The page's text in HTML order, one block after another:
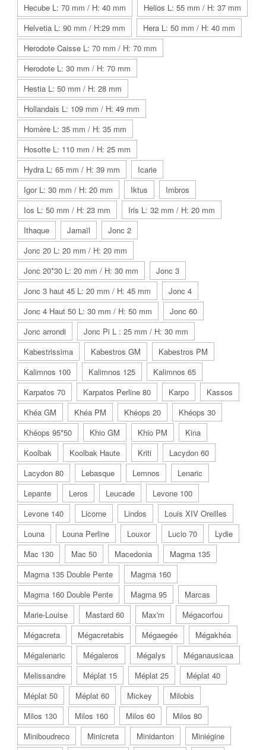
Hecube L: 70 mm / H: 40 mm
Helios L: 55 mm / H: 37 mm
Helvetia L: 90 mm / H:29 mm
Hera L: 50 mm / H: 40 mm
Herodote Caisse L: 70 mm / H: 70 mm
Herodote L: 30 mm / H: 70 mm
Hestia L: 50 mm / H: 28 mm
Hollandais L: 109 mm / H: 49 mm
Homère L: 35 mm / H: 35 mm
Hosotte L: 110 mm / H: 25 mm
Hydra L: 65 mm / H: 39 mm
Icarie
Igor L: 30 mm / H: 20 mm
Iktus
Imbros
Ios L: 50 mm / H: 23 mm
Iris L: 32 mm / H: 20 mm
Ithaque
Jamaïl
Jonc 2
Jonc 20 L: 20 mm / H: 20 mm
Jonc 20*30 L: 20 mm / H: 30 mm
Jonc 3
Jonc 3 haut 45 L: 20 mm / H: 45 mm
Jonc 4
Jonc 4 Haut 50 L: 30 mm / H: 50 mm
Jonc 60
Jonc arrondi
Jonc Pi L : 25 mm / H: 30 mm
Kabestrissima
Kabestros GM
Kabestros PM
Kalimnos 100
Kalimnos 125
Kalimnos 65
Karpatos 70
Karpatos Perline 80 Karpo
Kassos
Khéa GM
Khéa PM Khéops 20
Khéops 30
Khéops 95*50
Khio GM Khio PM
Kina
Koolbak
Koolbak Haute Kriti
Lacydon 60
Lacydon 80
Lebasque Lemnos
Lenaric
Lepante
Leros Leucade
Levone 100
Levone 140
Licorne Lindos
Louis XIV Oreilles
Louna
Louna Perline Louxor Lucio 70
Lydie
Mac 130
Mac 50 Macedonia
Magma 135
Magma 135 Double Pente
Magma 160
Magma 160 Double Pente
Magma 95
Marcas
Marie-Louise
Mastard 60 Max'm
Mégacorfou
Mégacreta
Mégacretabis Mégaegée
Mégakhéa
Mégalenaric
Mégaleros Mégalys
Méganausicaa
Melissandre
Méplat 15 Méplat 25
Méplat 40
Méplat 50
Méplat 60 Mickey
Milobis
Milos 130
Milos 160 Milos 60
Milos 80
Miniboudreco
Minicreta Minidanton
Miniégine